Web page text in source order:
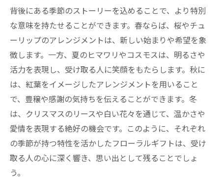
背後にある季節のストーリーを込めることで、より特別
な意味を持たせることができます。春ならば、桜やチュ
ーリップのアレンジメントは、新しい始まりや希望を象
徴します。一方、夏のヒマワリやコスモスは、明るさや
活力を表現し、受け取る人に笑顔をもたらします。秋に
は、紅葉をイメージしたアレンジメントを用いること
で、豊穣や感謝の気持ちを伝えることができます。冬
は、クリスマスのリースや白い花々を通じて、温かさや
愛情を表現する絶好の機会です。このように、それぞれ
の季節が持つ特性を活かしたフローラルギフトは、受け
取る人の心に深く響き、思い出として残ることでしょ
う。